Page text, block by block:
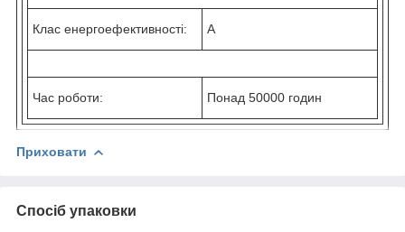
Клас енергоефективності: А
Час роботи: Понад 50000 годин
Приховати
Спосіб упаковки